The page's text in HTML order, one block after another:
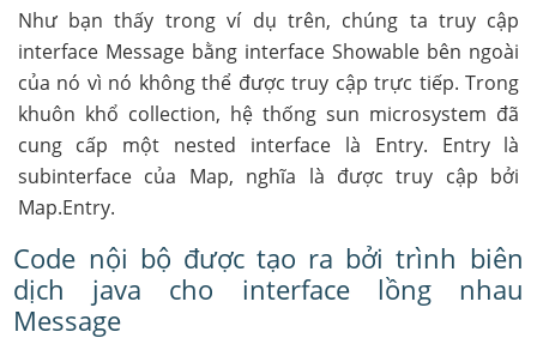
Như bạn thấy trong ví dụ trên, chúng ta truy cập
interface Message bằng interface Showable bên ngoài
của nó vì nó không thể được truy cập trực tiếp. Trong
khuôn khổ collection, hệ thống sun microsystem đã
cung cấp một nested interface là Entry. Entry là
subinterface của Map, nghĩa là được truy cập bởi
Map.Entry.
Code nội bộ được tạo ra bởi trình biên
dịch java cho interface lồng nhau
Message